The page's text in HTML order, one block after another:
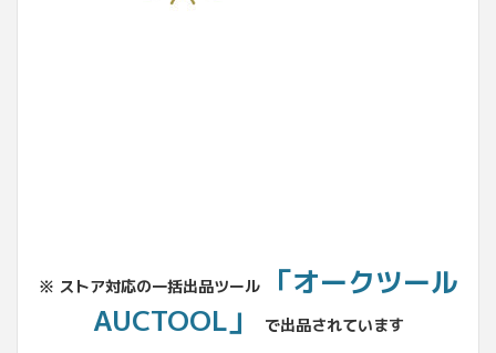
※ ストア対応の一括出品ツール
「オークツール
AUCTOOL」
で出品されています